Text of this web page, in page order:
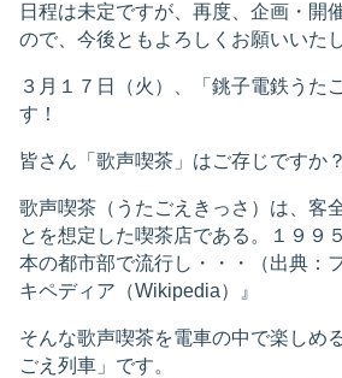
日程は未定ですが、再度、企画・開
ので、今後ともよろしくお願いいた
３月１７日（火）、「銚子電鉄うた
す！
皆さん「歌声喫茶」はご存じですか？
歌声喫茶（うたごえきっさ）は、客
とを想定した喫茶店である。１９９
本の都市部で流行し・・・（出典：
キペディア（Wikipedia）』
そんな歌声喫茶を電車の中で楽しめ
ごえ列車」です。